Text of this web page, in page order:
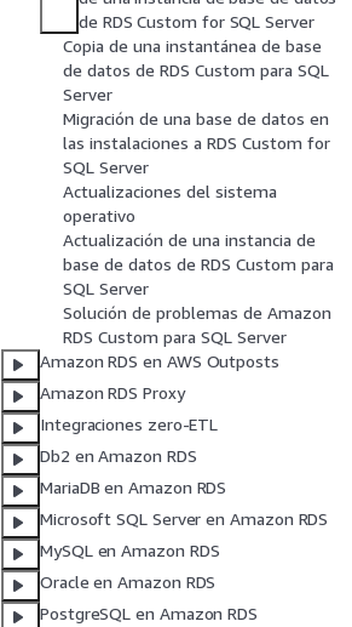
de RDS Custom for SQL Server
Copia de una instantánea de base
de datos de RDS Custom para SQL
Server
Migración de una base de datos en
las instalaciones a RDS Custom for
SQL Server
Actualizaciones del sistema
operativo
Actualización de una instancia de
base de datos de RDS Custom para
SQL Server
Solución de problemas de Amazon
RDS Custom para SQL Server
Amazon RDS en AWS Outposts
Amazon RDS Proxy
Integraciones zero-ETL
Db2 en Amazon RDS
MariaDB en Amazon RDS
Microsoft SQL Server en Amazon RDS
MySQL en Amazon RDS
Oracle en Amazon RDS
PostgreSQL en Amazon RDS